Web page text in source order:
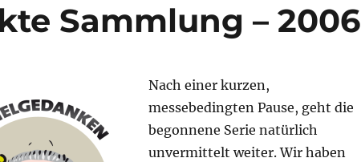
Sammlung – 2006
Nach einer kurzen,
messebedingten Pause, geht die
begonnene Serie natürlich
unvermittelt weiter. Wir haben